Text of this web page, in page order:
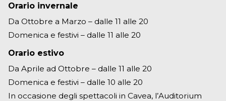
Orario invernale
Da Ottobre a Marzo – dalle 11 alle 20
Domenica e festivi – dalle 11 alle 20
Orario estivo
Da Aprile ad Ottobre – dalle 11 alle 20
Domenica e festivi – dalle 10 alle 20
In occasione degli spettacoli in Cavea, l’Auditorium